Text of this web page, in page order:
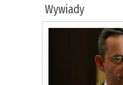
Wywiady